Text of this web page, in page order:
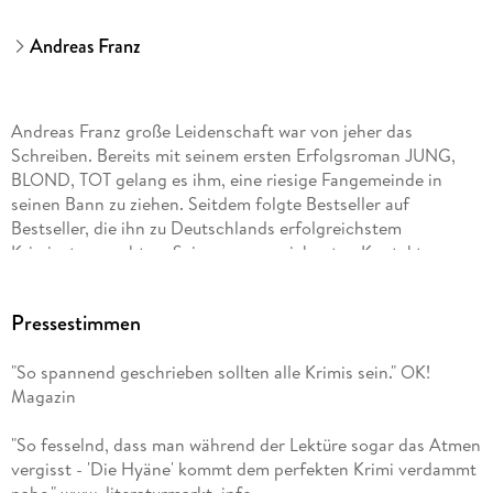
Andreas Franz
Andreas Franz große Leidenschaft war von jeher das
Schreiben. Bereits mit seinem ersten Erfolgsroman JUNG,
BLOND, TOT gelang es ihm, eine riesige Fangemeinde in
seinen Bann zu ziehen. Seitdem folgte Bestseller auf
Bestseller, die ihn zu Deutschlands erfolgreichstem
Krimiautor machten. Seinen ausgezeichneten Kontakten zu
März 2011.
oberhessischen Vogelsbergkreis. Insbesondere Krimis rund
um Frankfurt und Hessen faszinierten den lesebegeisterten
Pressestimmen
"So spannend geschrieben sollten alle Krimis sein." OK!
Magazin
"So fesselnd, dass man während der Lektüre sogar das Atmen
vergisst - 'Die Hyäne' kommt dem perfekten Krimi verdammt